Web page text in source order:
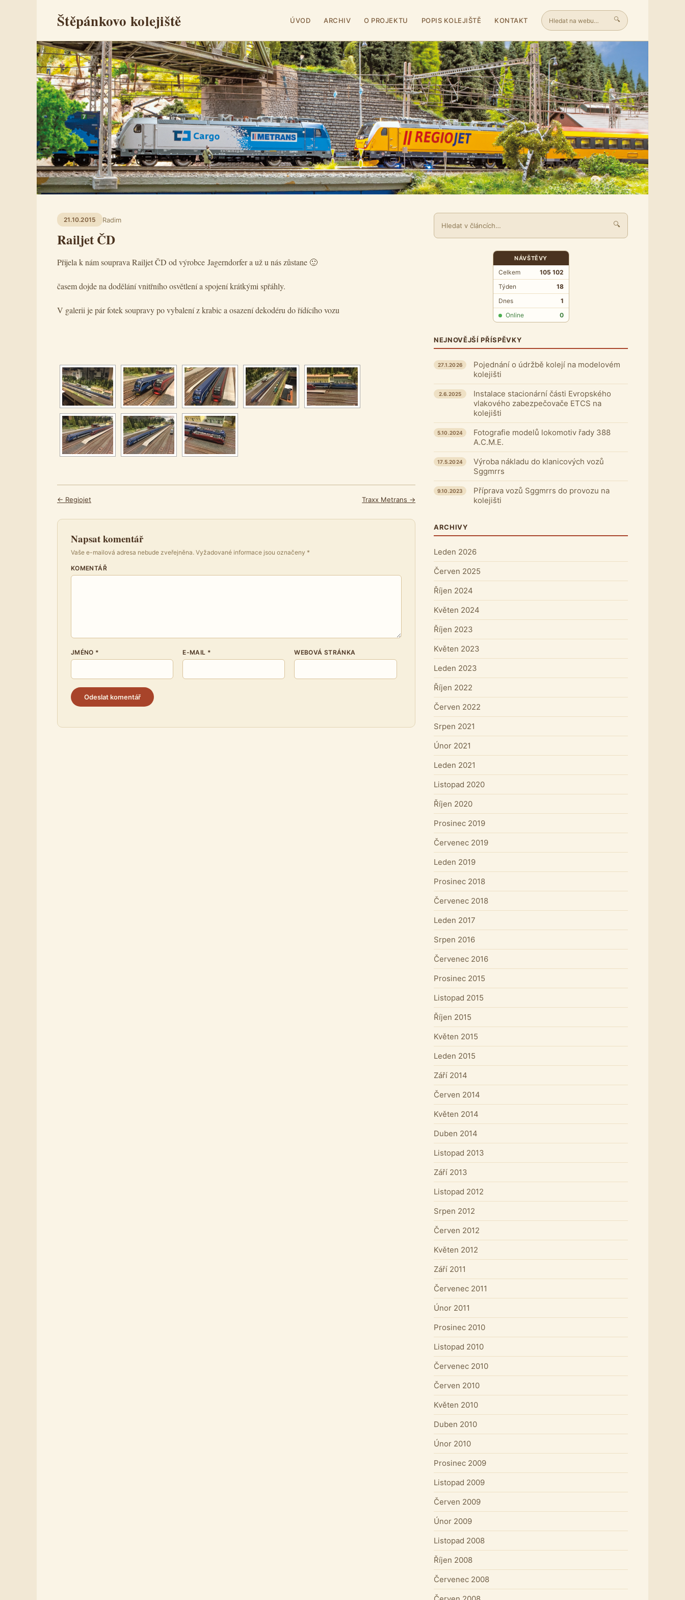
Štěpánkovo kolejiště ÚVOD ARCHIV O PROJEKTU POPIS KOLEJIŠTĚ KONTAKT 🔍
21.10.2015 Radim
Railjet ČD
Přijela k nám souprava Railjet ČD od výrobce Jagerndorfer a už u nás zůstane 🙂
časem dojde na dodělání vnitřního osvětlení a spojení krátkými spřáhly.
V galerii je pár fotek soupravy po vybalení z krabic a osazení dekodéru do řídícího vozu
← Regiojet Traxx Metrans →
Napsat komentář
Vaše e-mailová adresa nebude zveřejněna. Vyžadované informace jsou označeny *
KOMENTÁŘ
JMÉNO * E-MAIL * WEBOVÁ STRÁNKA
🔍
NÁVŠTĚVY
Celkem
105 102
Týden
18
Dnes
1
Online
0
NEJNOVĚJŠÍ PŘÍSPĚVKY
Pojednání o údržbě kolejí na modelovém
kolejišti
27.1.2026
Instalace stacionární části Evropského
vlakového zabezpečovače ETCS na
kolejišti
2.6.2025
Fotografie modelů lokomotiv řady 388
A.C.M.E.
5.10.2024
Výroba nákladu do klanicových vozů
Sggmrrs
17.5.2024
Příprava vozů Sggmrrs do provozu na
kolejišti
9.10.2023
ARCHIVY
Leden 2026
Červen 2025
Říjen 2024
Květen 2024
Říjen 2023
Květen 2023
Leden 2023
Říjen 2022
Červen 2022
Srpen 2021
Únor 2021
Leden 2021
Listopad 2020
Říjen 2020
Prosinec 2019
Červenec 2019
Leden 2019
Prosinec 2018
Červenec 2018
Leden 2017
Srpen 2016
Červenec 2016
Prosinec 2015
Listopad 2015
Říjen 2015
Květen 2015
Leden 2015
Září 2014
Červen 2014
Květen 2014
Duben 2014
Listopad 2013
Září 2013
Listopad 2012
Srpen 2012
Červen 2012
Květen 2012
Září 2011
Červenec 2011
Únor 2011
Prosinec 2010
Listopad 2010
Červenec 2010
Červen 2010
Květen 2010
Duben 2010
Únor 2010
Prosinec 2009
Listopad 2009
Červen 2009
Únor 2009
Listopad 2008
Říjen 2008
Červenec 2008